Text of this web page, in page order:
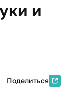
и
Поделиться